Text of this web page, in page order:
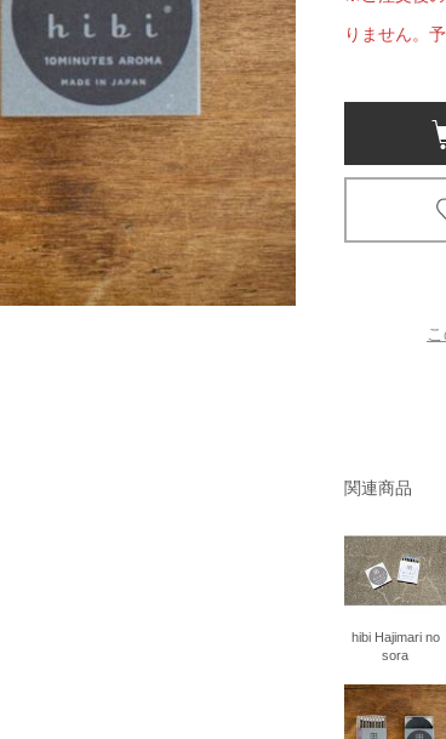
蔦屋
梅田
書店
六本
屋書
りません。
関連商品
hibi Hajimari no
sora